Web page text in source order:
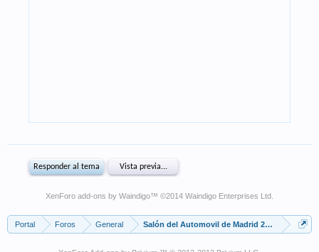
XenForo add-ons by Waindigo™ ©2014 Waindigo Enterprises Ltd
Portal Foros General Salón del Automovil de Madrid 2014